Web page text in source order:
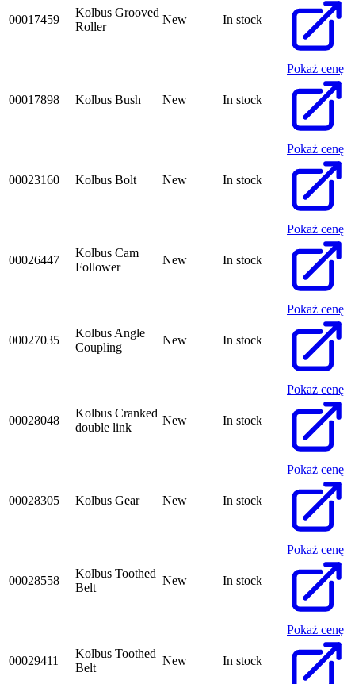
00017459
Kolbus Grooved
Roller
New In stock
00017898 Kolbus Bush New In stock
Pokaż cenę
00023160 Kolbus Bolt New In stock
Pokaż cenę
00026447
Kolbus Cam
Follower
New In stock
Pokaż cenę
00027035
Kolbus Angle
Coupling
New In stock
Pokaż cenę
00028048
Kolbus Cranked
double link
New In stock
Pokaż cenę
00028305 Kolbus Gear New In stock
Pokaż cenę
00028558
Kolbus Toothed
Belt
New In stock
Pokaż cenę
00029411
Kolbus Toothed
Belt
New In stock
Pokaż cenę